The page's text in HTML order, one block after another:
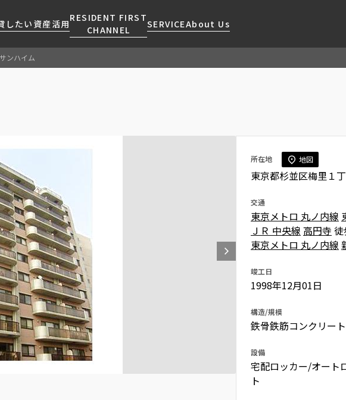
したい 資産活用
RESIDENT FIRST
CHANNEL
SERVICEAbout Us
ニュースリリース
お問い合わせ
地図から探す
キーワードから探す
新着情報から探す
ニュースから探す
新着募集情報
当社限定(港区・渋谷区以外)
RESIDENT FIRST
MEMBERS登録
お部屋探しからご契約まで
よくあるご質問
社宅紹介
【仲介会社様向け】当社仲介
事業部取り扱い物件入居申
込
サンハイム
所在地 地図
東京都杉並区梅里１
交通
東京メトロ 丸ノ内線
ＪＲ 中央線 高円寺
東京メトロ 丸ノ内線
竣工日
1998年12月01日
構造/規模
鉄骨鉄筋コンクリー
設備
宅配ロッカー/オート
ト